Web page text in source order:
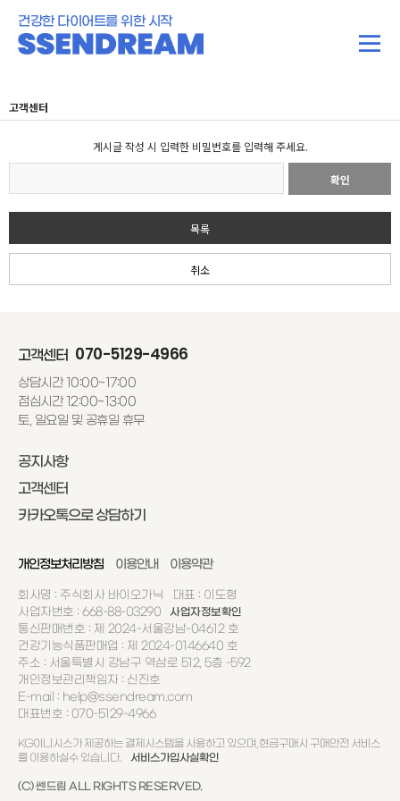
건강한 다이어트를 위한 시작
고객센터
게시글 작성 시 입력한 비밀번호를 입력해 주세요.
확인
목록
취소
고객센터 070-5129-4966
상담시간 10:00~17:00
점심시간 12:00~13:00
토, 일요일 및 공휴일 휴무
공지사항
고객센터
카카오톡으로 상담하기
개인정보처리방침 이용안내 이용약관
회사명 : 주식회사 바이오가닉 대표 : 이도형
사업자번호 : 668-88-03290
사업자정보확인
통신판매번호 : 제 2024-서울강남-04612 호
건강기능식품판매업 : 제 2024-0146640 호
주소 : 서울특별시 강남구 역삼로 512, 5층 -592
개인정보관리책임자 : 신진호
E-mail : help@ssendream.com
대표번호 : 070-5129-4966
KG이니시스가 제공하는 결제시스템을 사용하고 있으며, 현금구매시 구매안전 서비스
를 이용하실수 있습니다.
서비스가입사실확인
(C) 쎈드림 ALL RIGHTS RESERVED.